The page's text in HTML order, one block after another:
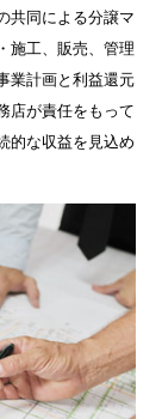
共同による分譲マ
施工、販売、管理
業計画と利益還元
店が責任をもって
的な収益を見込め